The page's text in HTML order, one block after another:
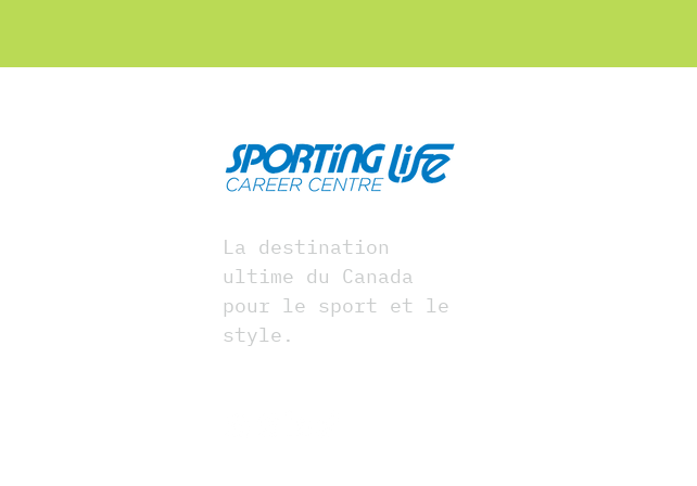
La destination
ultime du Canada
pour le sport et le
style.